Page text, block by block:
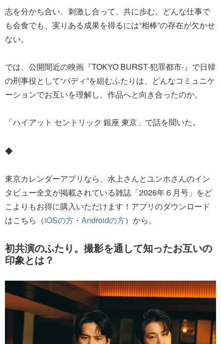
志を分かち合い、刺激し合って、共に歩む。どんな仕事で
も会食でも、実りある成果を得るには“相棒”の存在が欠かせ
ない。
では、公開間近の映画『TOKYO BURST-犯罪都市-』で日韓
の刑事役として“バディ”を組むふたりは、どんなコミュニケ
ーションでお互いを理解し、作品へと向き合ったのか。
「ハイアット セントリック 銀座 東京」で話を聞いた。
◆
東京カレンダーアプリなら、水上さんとユンホさんのイン
タビュー全文が掲載されている雑誌「2026年６月号」をど
こよりもお得に購入いただけます！アプリのダウンロード
はこちら（iOSの方 ・ Androidの方）から。
初共演のふたり。撮影を通して知ったお互いの
印象とは？